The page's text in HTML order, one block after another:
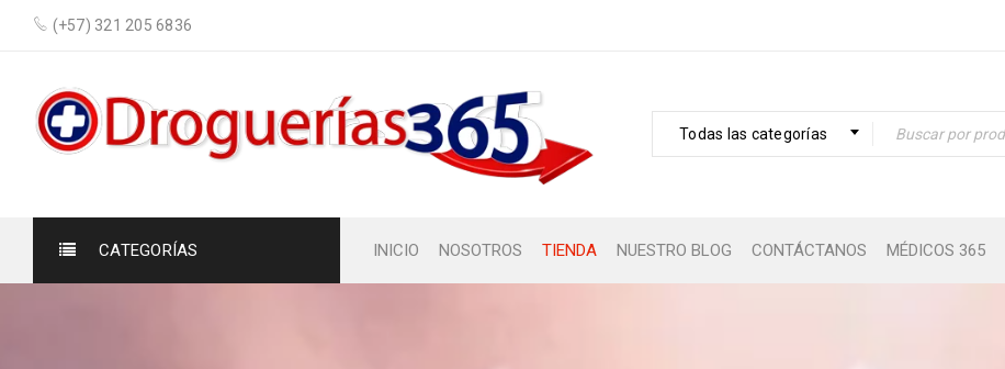
(+57) 321 205 6836
Todas las categorías
CATEGORÍAS INICIO NOSOTROS TIENDA NUESTRO BLOG CONTÁCTANOS MÉDICOS 365